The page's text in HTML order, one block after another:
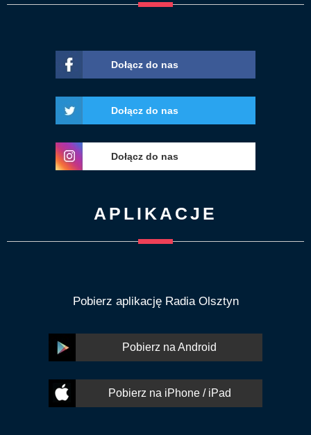
Dołącz do nas
Dołącz do nas
Dołącz do nas
APLIKACJE
Pobierz aplikację Radia Olsztyn
Pobierz na Android
Pobierz na iPhone / iPad